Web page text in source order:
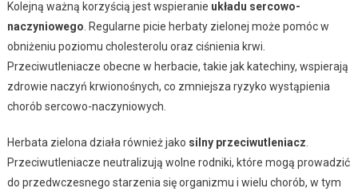
Kolejną ważną korzyścią jest wspieranie układu sercowo-
naczyniowego . Regularne picie herbaty zielonej może pomóc w
obniżeniu poziomu cholesterolu oraz ciśnienia krwi.
Przeciwutleniacze obecne w herbacie, takie jak katechiny, wspierają
zdrowie naczyń krwionośnych, co zmniejsza ryzyko wystąpienia
chorób sercowo-naczyniowych.
Herbata zielona działa również jako silny przeciwutleniacz
Przeciwutleniacze neutralizują wolne rodniki, które mogą prowadzić
do przedwczesnego starzenia się organizmu i wielu chorób, w tym